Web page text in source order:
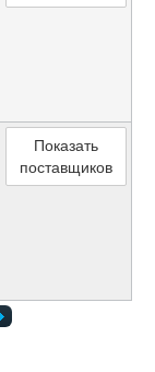
Показать
поставщиков